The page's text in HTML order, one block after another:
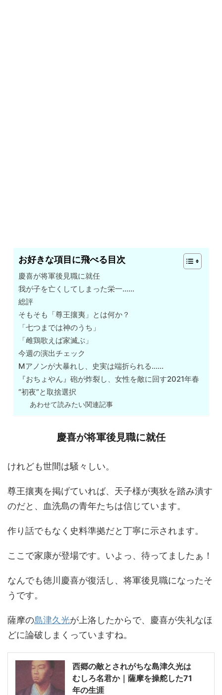
お好きな項目に飛べる目次
慶喜が将軍後見職に就任
我が子を亡くしてしまった栄一……
総評
そもそも「尊王攘夷」とは何か？
「七つまでは神のうち」
「雌鶏歌えば家滅ぶ」
今週の演出チェック
Mアノンが大暴れし、史実は端折られる……
『おちょやん』砲が炸裂し、女性を敵に回す2021年春
“初夜”と取捨選択
あわせて読みたい関連記事
慶喜が将軍後見職に就任
けれども世間は騒々しい。
尊王攘夷を掲げていれば、天子様が夷狄を踏み潰す
のだと、血洗島の青年たちは信じています。
作り話でもなく史料準拠だと丁寧に示されます。
ここで家康が登場です。いよっ、待ってましたぁ！
なんでも徳川慶喜が復活し、将軍後見職になったそ
うです。
薩摩の島津久光が上洛したからで、慶喜が失礼なほ
どに論破しまくっていますね。
西郷の敵とされがちな島津久光は
むしろ名君か｜薩摩を操舵した71
年の生涯